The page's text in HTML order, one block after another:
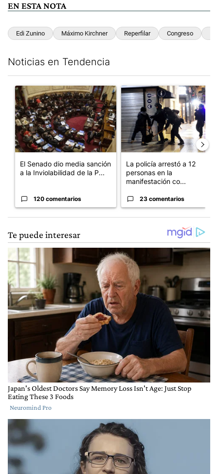
EN ESTA NOTA
Edi Zunino Máximo Kirchner Reperfilar Congreso
Noticias en Tendencia
Un artículo de tendencia con el título "El Senado dio media
El Senado dio media sanción
a la Inviolabilidad de la P...
120 comentarios
Un artículo de tendencia con
La policía arrestó a 12
personas en la
manifestación co...
23 comentarios